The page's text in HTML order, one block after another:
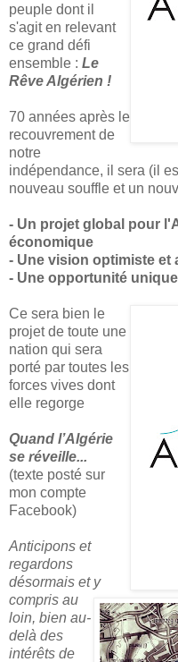
peuple dont il
s'agit en relevant
ce grand défi
ensemble : Le
Rêve Algérien !
70 années après le
recouvrement de
notre
indépendance, il sera (il
nouveau souffle et un
- Un projet global pour
économique
- Une vision optimiste et
- Une opportunité
Ce sera bien le
projet de toute une
nation qui sera
porté par toutes les
forces vives dont
elle regorge
Quand l’Algérie
se réveille...
(texte posté sur
mon compte
Facebook)
Anticipons et
regardons
désormais et y
compris au
loin, bien au-
delà des
intérêts de